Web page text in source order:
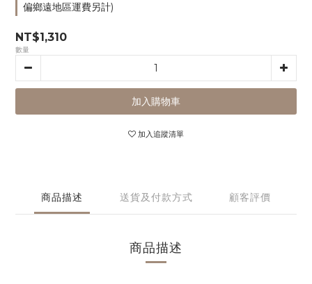
偏鄉遠地區運費另計)
NT$1,310
數量
加入購物車
加入追蹤清單
商品描述 送貨及付款方式 顧客評價
商品描述